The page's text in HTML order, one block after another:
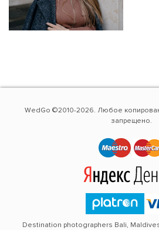
WedGo ©2010-2026. Любое
запрещено.
Destination photographers Bali,